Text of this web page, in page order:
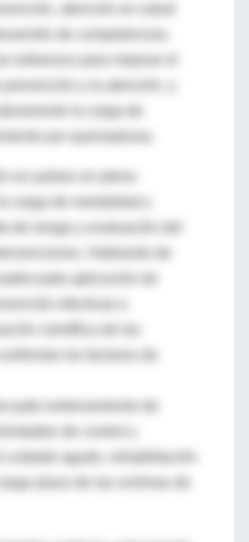
atención en salud
la carga de
en países en pleno
carga de mortalidad y
de riesgo y evaluación del
aplicación de
efectivas e
los factores de
cuidado agudo, rehabilitación
plazo de las victimas de